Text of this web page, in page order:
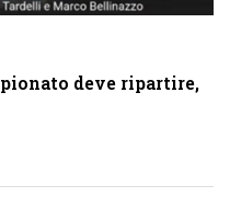
deve ripartire,